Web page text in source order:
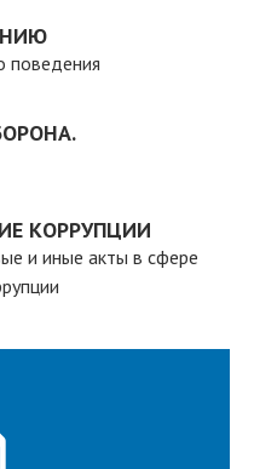
поведения
КОРРУПЦИИ
и иные акты в сфере